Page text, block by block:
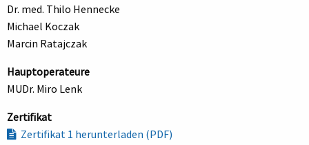
Dr. med. Thilo Hennecke
Michael Koczak
Marcin Ratajczak
Hauptoperateure
MUDr. Miro Lenk
Zertifikat
Zertifikat 1 herunterladen (PDF)